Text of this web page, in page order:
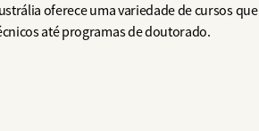
oferece uma variedade de cursos que
até programas de doutorado.